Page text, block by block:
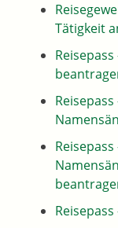
Tätigkeit